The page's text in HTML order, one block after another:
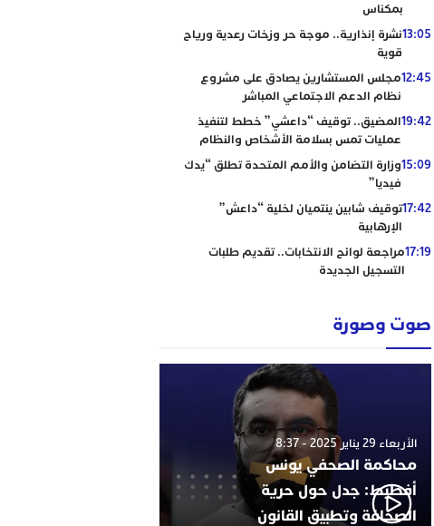
بمكناس
13:05نشرة إنذارية.. موجة حر وزخات رعدية ورياح
قوية
12:45مجلس المستشارين يصادق على مشروع
نظام الدعم الاجتماعي المباشر
19:42المضيق.. توقيف “داعشي” خطط لتنفيذ
عمليات تمس بسلامة الأشخاص والنظام
15:09وزارة التضامن والأمم المتحدة تطلق “يدك
فيديا”
17:42توقيف شابين ينتميان لخلية “داعش”
الإرهابية
17:19مراجعة لوائح الانتخابات.. تقديم طلبات
التسجيل الجديدة
صوت وصورة
الأربعاء 29 يناير 2025 - 8:37
محاكمة الصحفي يونس
أفطيط: جدل حول حرية
الصحافة وتطبيق القانون